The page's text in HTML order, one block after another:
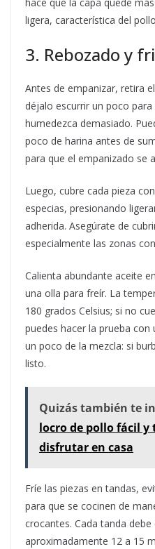
hace que la capa quede
ligera, característica del
3. Rebozado y
Antes de empanizar, retira
déjalo escurrir un poco
humedezca demasiado.
poco de harina antes de
para que el empanizado se
Luego, cubre cada pieza
especias, presionando
adherida. Asegúrate de
especialmente las zonas
Calienta abundante aceite
una olla para freír. La
180 grados Celsius; si no
puedes hacer la prueba
un poco de la mezcla: si
listo.
Quizás también te
locro de pollo fácil
disfrutar en casa
Fríe las piezas en tandas,
para que se cocinen de
crocantes. Cada tanda
aproximadamente 12 a 15